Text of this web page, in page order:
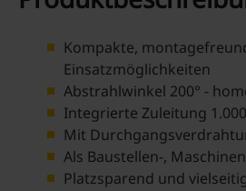
Kompakte,
Einsatzmöglichkeiten
Abstrahlwinkel 200° -
Integrierte Zuleitung
Mit
Als Baustellen-,
Platzsparend und